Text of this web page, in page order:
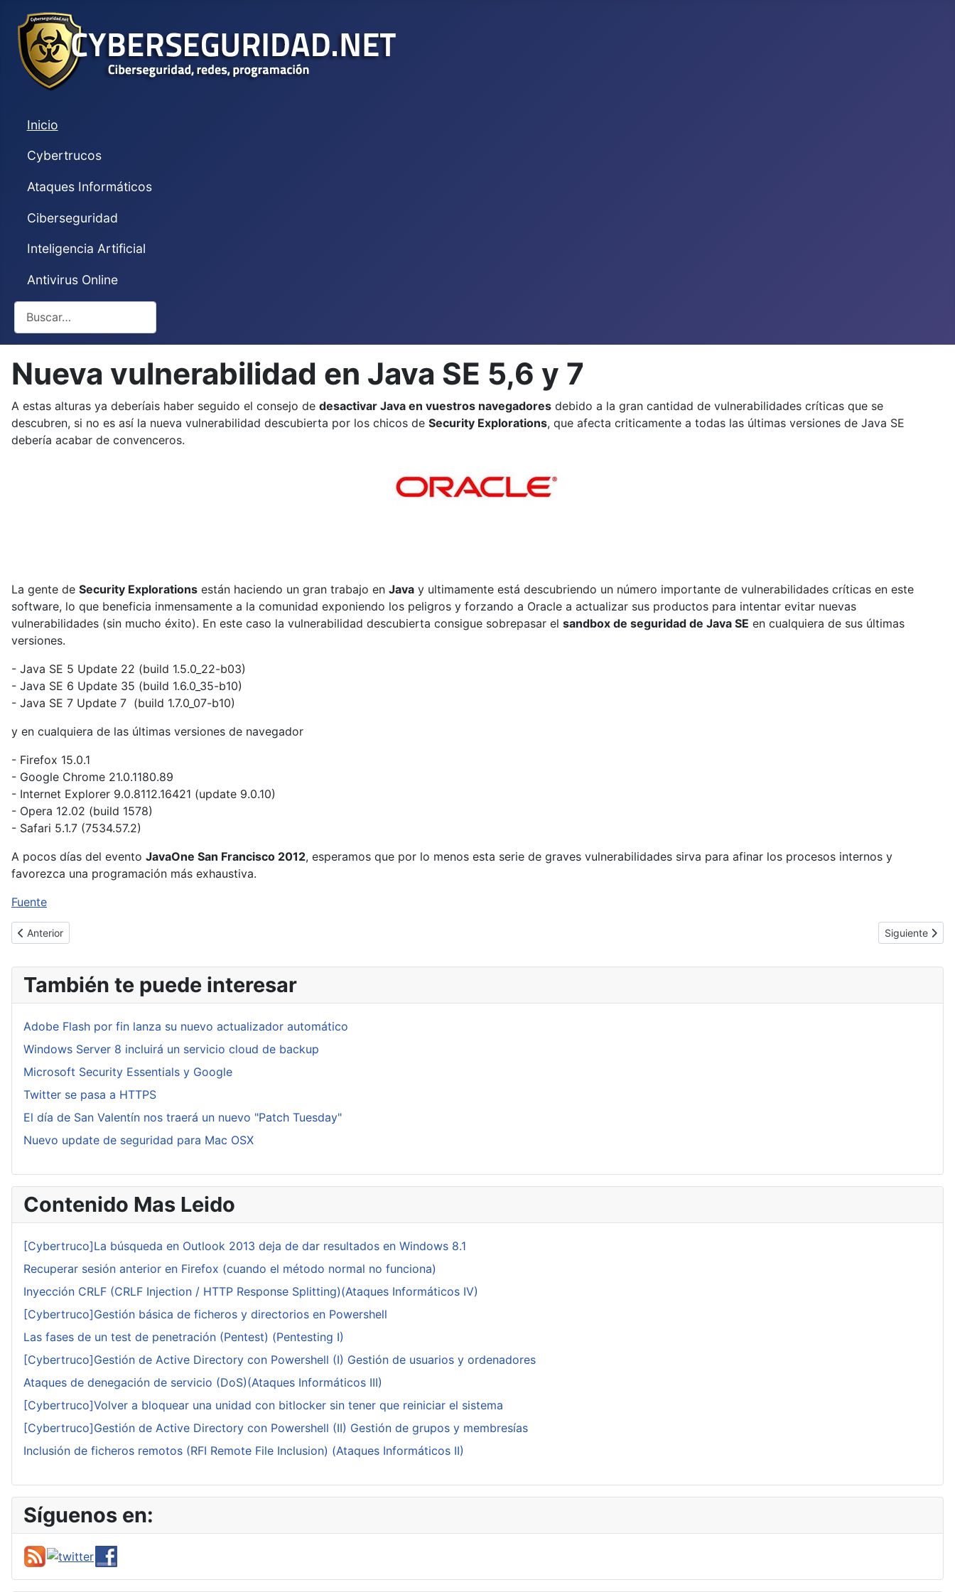
Inicio
Cybertrucos
Ataques Informáticos
Ciberseguridad
Inteligencia Artificial
Antivirus Online
Buscar
Nueva vulnerabilidad en Java SE 5,6 y 7
A estas alturas ya deberíais haber seguido el consejo de desactivar Java en vuestros navegadores debido a la gran cantidad de vulnerabilidades críticas que se
descubren, si no es así la nueva vulnerabilidad descubierta por los chicos de Security Explorations, que afecta criticamente a todas las últimas versiones de Java SE
debería acabar de convenceros.
La gente de Security Explorations están haciendo un gran trabajo en Java y ultimamente está descubriendo un número importante de vulnerabilidades críticas en este
software, lo que beneficia inmensamente a la comunidad exponiendo los peligros y forzando a Oracle a actualizar sus productos para intentar evitar nuevas
vulnerabilidades (sin mucho éxito). En este caso la vulnerabilidad descubierta consigue sobrepasar el sandbox de seguridad de Java SE en cualquiera de sus últimas
versiones.
- Java SE 5 Update 22 (build 1.5.0_22-b03)
- Java SE 6 Update 35 (build 1.6.0_35-b10)
- Java SE 7 Update 7 (build 1.7.0_07-b10)
y en cualquiera de las últimas versiones de navegador
- Firefox 15.0.1
- Google Chrome 21.0.1180.89
- Internet Explorer 9.0.8112.16421 (update 9.0.10)
- Opera 12.02 (build 1578)
- Safari 5.1.7 (7534.57.2)
A pocos días del evento JavaOne San Francisco 2012, esperamos que por lo menos esta serie de graves vulnerabilidades sirva para afinar los procesos internos y
favorezca una programación más exhaustiva.
Fuente
Artículo anterior: Detectado un backdoor en uno de los espejos de phpMyAdmin
Anterior Artículo
Siguiente
También te puede interesar
Adobe Flash por fin lanza su nuevo actualizador automático
Windows Server 8 incluirá un servicio cloud de backup
Microsoft Security Essentials y Google
Twitter se pasa a HTTPS
El día de San Valentín nos traerá un nuevo "Patch Tuesday"
Nuevo update de seguridad para Mac OSX
Contenido Mas Leido
[Cybertruco]La búsqueda en Outlook 2013 deja de dar resultados en Windows 8.1
Recuperar sesión anterior en Firefox (cuando el método normal no funciona)
Inyección CRLF (CRLF Injection / HTTP Response Splitting)(Ataques Informáticos IV)
[Cybertruco]Gestión básica de ficheros y directorios en Powershell
Las fases de un test de penetración (Pentest) (Pentesting I)
[Cybertruco]Gestión de Active Directory con Powershell (I) Gestión de usuarios y ordenadores
Ataques de denegación de servicio (DoS)(Ataques Informáticos III)
[Cybertruco]Volver a bloquear una unidad con bitlocker sin tener que reiniciar el sistema
[Cybertruco]Gestión de Active Directory con Powershell (II) Gestión de grupos y membresías
Inclusión de ficheros remotos (RFI Remote File Inclusion) (Ataques Informáticos II)
Síguenos en: